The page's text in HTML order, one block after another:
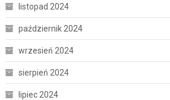
listopad 2024
październik 2024
wrzesień 2024
sierpień 2024
lipiec 2024